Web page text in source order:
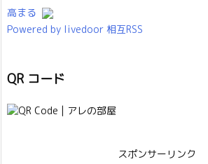
高まる
Powered by livedoor 相互RSS
QR コード
スポンサーリンク